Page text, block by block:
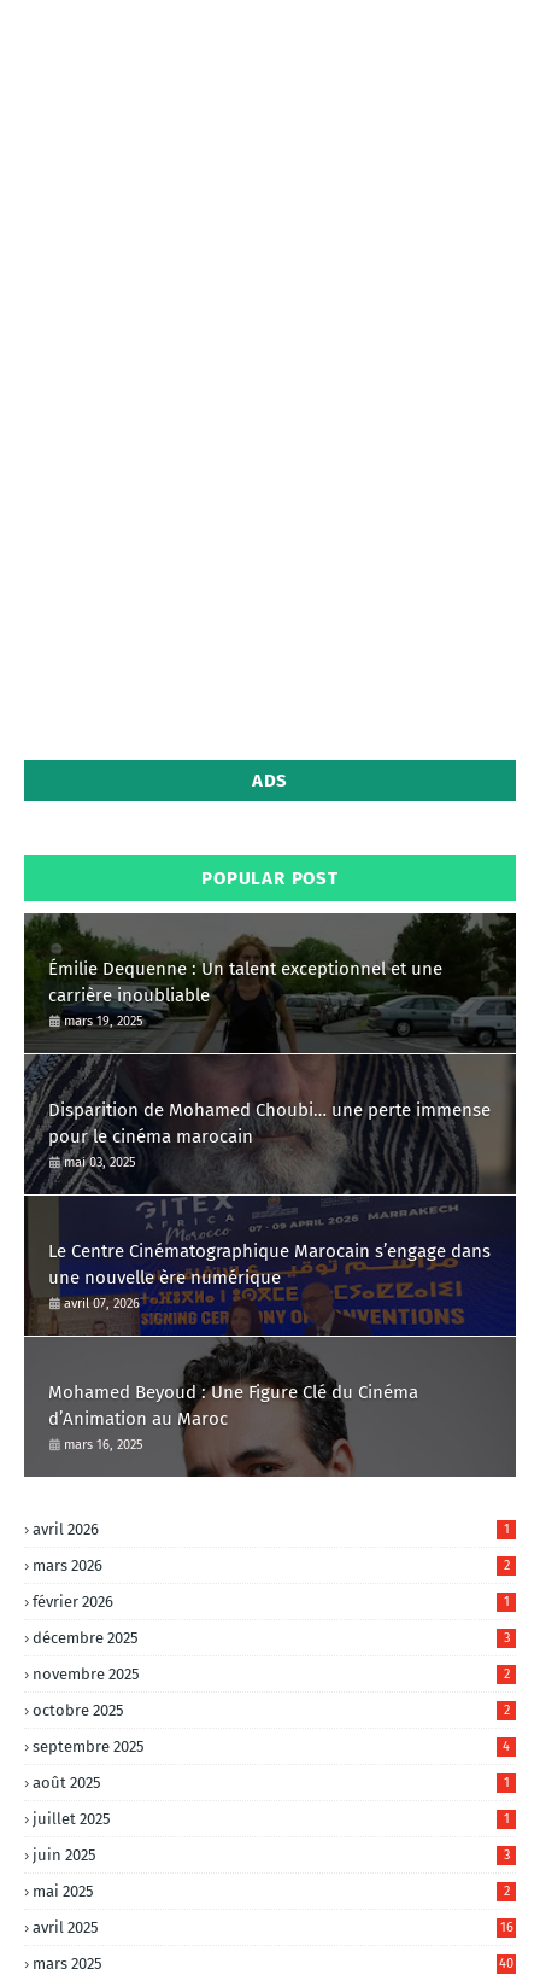
ADS
POPULAR POST
Émilie Dequenne : Un talent exceptionnel et une
carrière inoubliable
mars 19, 2025
Disparition de Mohamed Choubi… une perte immense
pour le cinéma marocain
mai 03, 2025
Le Centre Cinématographique Marocain s’engage dans
une nouvelle ère numérique
avril 07, 2026
Mohamed Beyoud : Une Figure Clé du Cinéma
d’Animation au Maroc
mars 16, 2025
avril 2026 1
mars 2026 2
février 2026 1
décembre 2025 3
novembre 2025 2
octobre 2025 2
septembre 2025 4
août 2025 1
juillet 2025 1
juin 2025 3
mai 2025 2
avril 2025 16
mars 2025 40